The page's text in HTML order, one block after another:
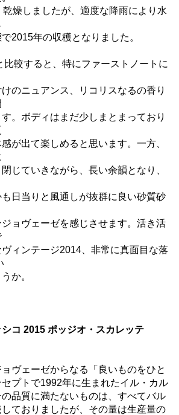
燥しましたが、適度な降雨により水
2015年の収穫となりました。
較すると、特にファーストノートに
のニュアンス、リコリスなるの香り
。ボディはまだ少しまとまっており
が出て楽しめると思います。一方、
じていきながら、長い余韻となり、
日当りと風通しが抜群に良い砂質砂
ョヴェーゼを感じさせます。活き活
ィンテージ2014、非常に真面目な落
か。
コ 2015 ポッジオ・スカレッテ
ヴェーゼからなる「良いものをひと
プトで1992年に生まれたイル・カル
品質に満たないものは、すべてバル
ておりましたが、その量は生産量の